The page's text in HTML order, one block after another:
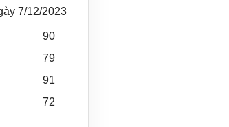
7/12/2023
90
79
91
72